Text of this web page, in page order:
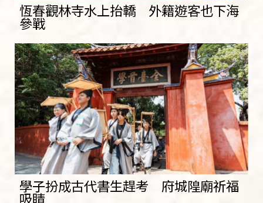
恆春觀林寺水上抬轎 外籍遊客也下海
參戰
學子扮成古代書生趕考 府城隍廟祈福
吸睛